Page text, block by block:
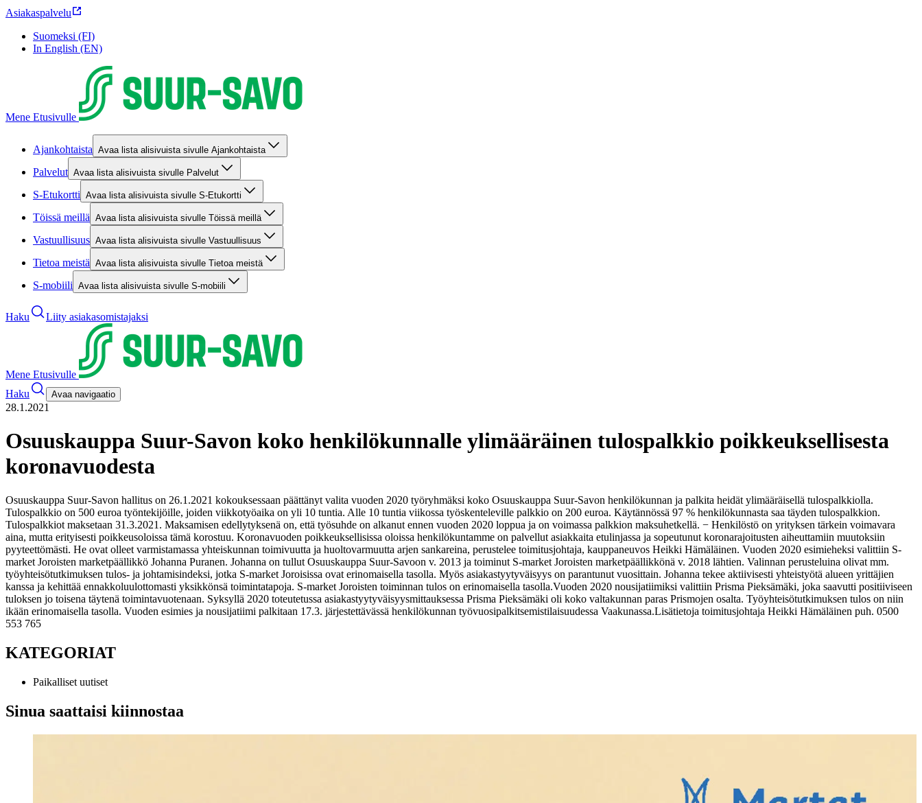
Asiakaspalvelu
Suomeksi (FI)
In English (EN)
Mene Etusivulle
Ajankohtaista Avaa lista alisivuista sivulle Ajankohtaista
Palvelut Avaa lista alisivuista sivulle Palvelut
S-Etukortti Avaa lista alisivuista sivulle S-Etukortti
Töissä meillä Avaa lista alisivuista sivulle Töissä meillä
Vastuullisuus Avaa lista alisivuista sivulle Vastuullisuus
Tietoa meistä Avaa lista alisivuista sivulle Tietoa meistä
S-mobiili Avaa lista alisivuista sivulle S-mobiili
Haku Liity asiakasomistajaksi
Mene Etusivulle
Haku
Avaa navigaatio
28.1.2021
Osuuskauppa Suur-Savon koko henkilökunnalle ylimääräinen tulospalkkio poikkeuksellisesta
koronavuodesta
Osuuskauppa Suur-Savon hallitus on 26.1.2021 kokouksessaan päättänyt valita vuoden 2020 työryhmäksi koko Osuuskauppa Suur-Savon henkilökunnan ja palkita heidät ylimääräisellä tulospalkkiolla.
Tulospalkkio on 500 euroa työntekijöille, joiden viikkotyöaika on yli 10 tuntia. Alle 10 tuntia viikossa työskenteleville palkkio on 200 euroa. Käytännössä 97 % henkilökunnasta saa täyden tulospalkkion.
Tulospalkkiot maksetaan 31.3.2021. Maksamisen edellytyksenä on, että työsuhde on alkanut ennen vuoden 2020 loppua ja on voimassa palkkion maksuhetkellä. − Henkilöstö on yrityksen tärkein voimavara
aina, mutta erityisesti poikkeusoloissa tämä korostuu. Koronavuoden poikkeuksellisissa oloissa henkilökuntamme on palvellut asiakkaita etulinjassa ja sopeutunut koronarajoitusten aiheuttamiin muutoksiin
pyyteettömästi. He ovat olleet varmistamassa yhteiskunnan toimivuutta ja huoltovarmuutta arjen sankareina, perustelee toimitusjohtaja, kauppaneuvos Heikki Hämäläinen. Vuoden 2020 esimieheksi valittiin S-
market Joroisten marketpäällikkö Johanna Puranen. Johanna on tullut Osuuskauppa Suur-Savoon v. 2013 ja toiminut S-market Joroisten marketpäällikkönä v. 2018 lähtien. Valinnan perusteluina olivat mm.
työyhteisötutkimuksen tulos- ja johtamisindeksi, jotka S-market Joroisissa ovat erinomaisella tasolla. Myös asiakastyytyväisyys on parantunut vuosittain. Johanna tekee aktiivisesti yhteistyötä alueen yrittäjien
kanssa ja kehittää ennakkoluulottomasti yksikkönsä toimintatapoja. S-market Joroisten toiminnan tulos on erinomaisella tasolla.Vuoden 2020 nousijatiimiksi valittiin Prisma Pieksämäki, joka saavutti positiiviseen
tuloksen jo toisena täytenä toimintavuotenaan. Syksyllä 2020 toteutetussa asiakastyytyväisyysmittauksessa Prisma Pieksämäki oli koko valtakunnan paras Prismojen osalta. Työyhteisötutkimuksen tulos on niin
ikään erinomaisella tasolla. Vuoden esimies ja nousijatiimi palkitaan 17.3. järjestettävässä henkilökunnan työvuosipalkitsemistilaisuudessa Vaakunassa.Lisätietoja toimitusjohtaja Heikki Hämäläinen puh. 0500
553 765
KATEGORIAT
Paikalliset uutiset
Sinua saattaisi kiinnostaa